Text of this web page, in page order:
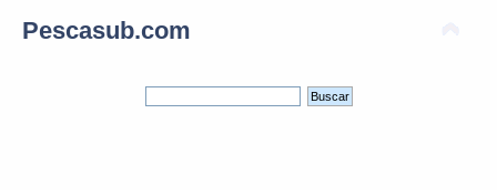
Pescasub.com